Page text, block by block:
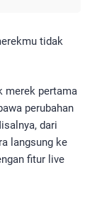
tidak
merek pertama
perubahan
dari
langsung ke
fitur live